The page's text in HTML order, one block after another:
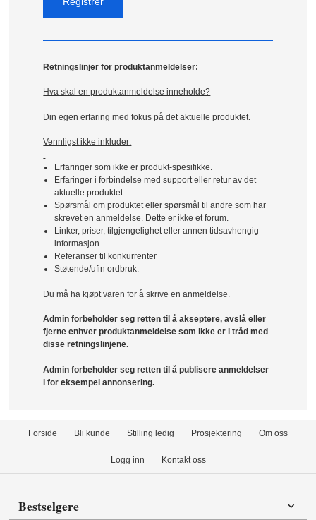
Retningslinjer for produktanmeldelser:
Hva skal en produktanmeldelse inneholde?
Din egen erfaring med fokus på det aktuelle produktet.
Vennligst ikke inkluder:
Erfaringer som ikke er produkt-spesifikke.
Erfaringer i forbindelse med support eller retur av det
aktuelle produktet.
Spørsmål om produktet eller spørsmål til andre som har
skrevet en anmeldelse. Dette er ikke et forum.
Linker, priser, tilgjengelighet eller annen tidsavhengig
informasjon.
Referanser til konkurrenter
Støtende/ufin ordbruk.
Du må ha kjøpt varen for å skrive en anmeldelse.
Admin forbeholder seg retten til å akseptere, avslå eller
fjerne enhver produktanmeldelse som ikke er i tråd med
disse retningslinjene.
Admin forbeholder seg retten til å publisere anmeldelser
i for eksempel annonsering.
Forside Bli kunde Stilling ledig Prosjektering Om oss
Logg inn Kontakt oss
Bestselgere